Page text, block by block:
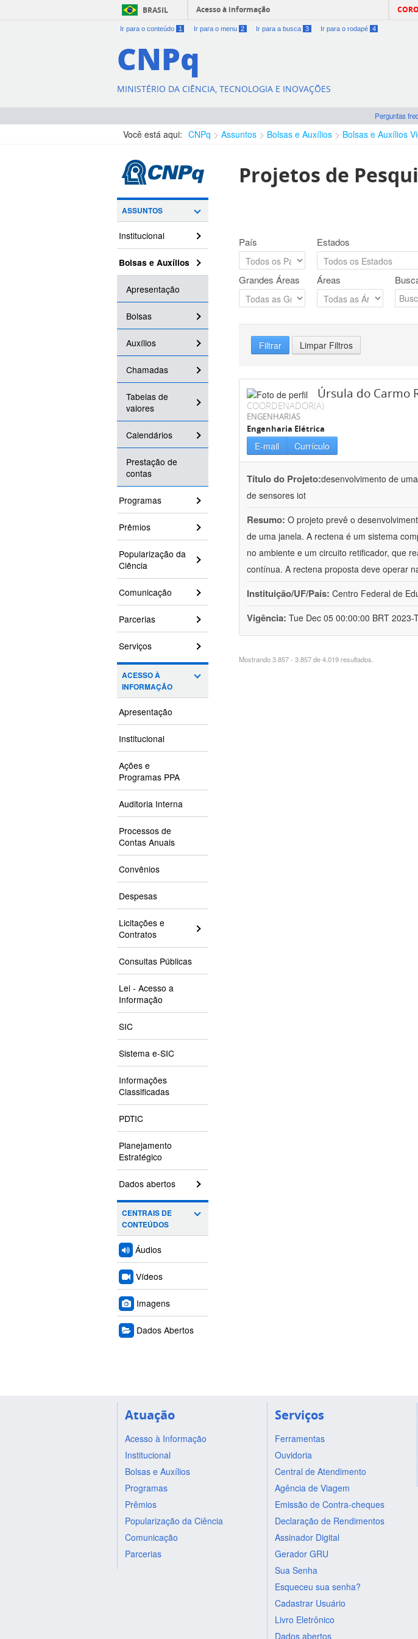
BRASIL Acesso à informação
Ir para o conteúdo 1 Ir para o menu 2 Ir para a busca 3 Ir para o rodapé 4
CNPq
MINISTÉRIO DA CIÊNCIA, TECNOLOGIA E INOVAÇÕES
Perguntas
Você está aqui: CNPq Assuntos Bolsas e Auxílios Bolsas e Auxílios
ASSUNTOS
Institucional
Bolsas e Auxílios
Apresentação
Bolsas
Auxílios
Chamadas
Tabelas de
valores
Calendários
Prestação de
contas
Programas
Prêmios
Popularização da
Ciência
Comunicação
Parcerias
Serviços
ACESSO À
INFORMAÇÃO
Apresentação
Institucional
Ações e
Programas PPA
Auditoria Interna
Processos de
Contas Anuais
Convênios
Despesas
Licitações e
Contratos
Consultas Públicas
Lei - Acesso a
Informação
SIC
Sistema e-SIC
Informações
Classificadas
PDTIC
Planejamento
Estratégico
Dados abertos
CENTRAIS DE
CONTEÚDOS
Áudios
Vídeos
Imagens
Dados Abertos
Projetos de
País Estados
Grandes Áreas Áreas
Filtrar Limpar Filtros
Úrsula do Carmo
COORDENADOR(A)
ENGENHARIAS
Engenharia Elétrica
E-mail Currículo
Título do Projeto:desenvolvimento de
de sensores iot
Resumo: O projeto prevê o
de uma janela. A rectena é um sistema
no ambiente e um circuito retificador, que
contínua. A rectena proposta deve operar
Instituição/UF/País: Centro Federal de
Vigência: Tue Dec 05 00:00:00 BRT
Mostrando 3.857 - 3.857 de 4.019 resultados.
Atuação
Acesso à Informação
Institucional
Bolsas e Auxílios
Programas
Prêmios
Popularização da Ciência
Comunicação
Parcerias
Serviços
Ferramentas
Ouvidoria
Central de Atendimento
Agência de Viagem
Emissão de Contra-cheques
Declaração de Rendimentos
Assinador Digital
Gerador GRU
Sua Senha
Esqueceu sua senha?
Cadastrar Usuário
Livro Eletrônico
Dados abertos